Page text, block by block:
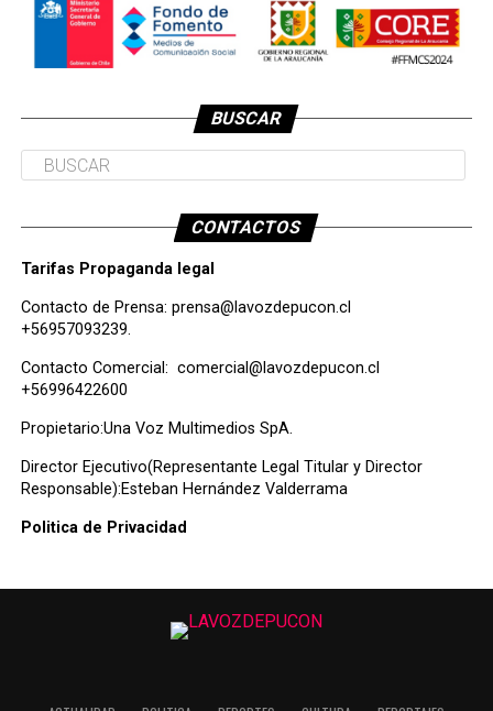
BUSCAR
CONTACTOS
Tarifas Propaganda legal
Contacto de Prensa: prensa@lavozdepucon.cl
+56957093239.
Contacto Comercial: comercial@lavozdepucon.cl
+56996422600
Propietario:Una Voz Multimedios SpA.
Director Ejecutivo(Representante Legal Titular y Director
Responsable):Esteban Hernández Valderrama
Politica de Privacidad